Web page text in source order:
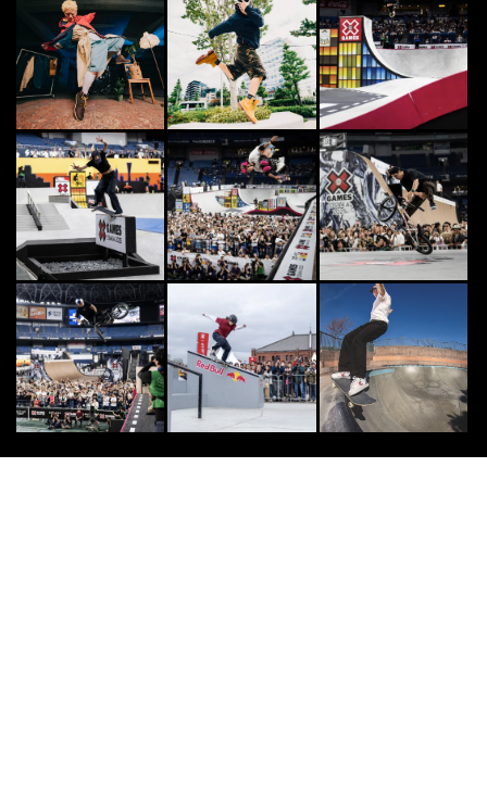
[PR] DOUBLEDUTCH
FINEPLAY編集部がアクションスポ
ーツの魅力をDig！ 「ダブルダッ
チ」の歴...
2020.5.25
7 OTHERS
羽田空港に「ニューエラの自動販売
機」出現。実際に限定キャップを買
いに行ってみた
2022.11.30
8
様々なカルチャーが交差する異種格
闘技戦！「FREESTYLE SPACE 20
2...
2026.8.6
9 SURF
6
7